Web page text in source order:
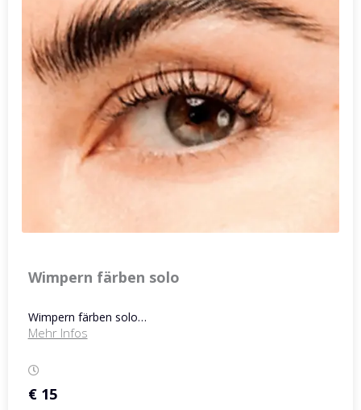
Wimpern färben solo
Wimpern färben solo…
Mehr Infos
€ 15